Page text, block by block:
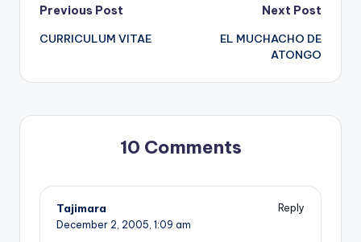
Post
navigation
Previous Post
CURRICULUM VITAE
Next Post
EL MUCHACHO DE
ATONGO
10 Comments
Tajimara
Reply
December 2, 2005, 1:09 am